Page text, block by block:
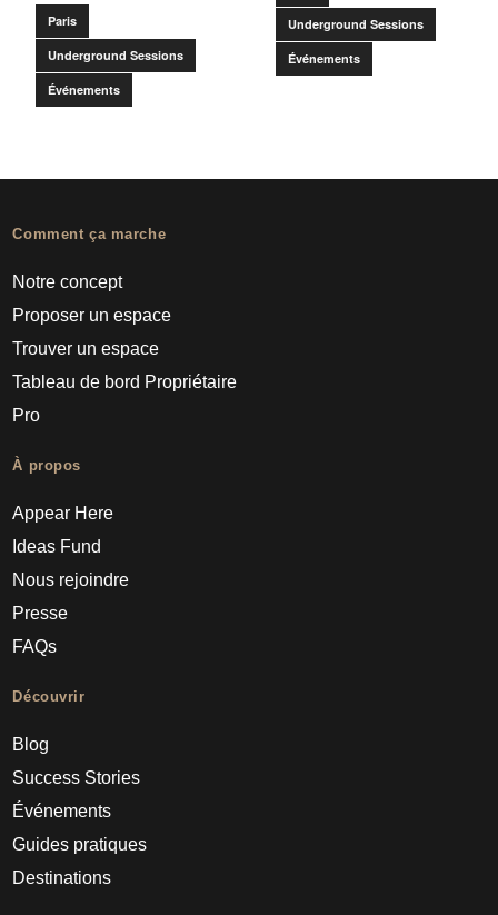
Paris
Underground Sessions
Événements
Underground Sessions
Événements
Comment ça marche
Notre concept
Proposer un espace
Trouver un espace
Tableau de bord Propriétaire
Pro
À propos
Appear Here
Ideas Fund
Nous rejoindre
Presse
FAQs
Découvrir
Blog
Success Stories
Événements
Guides pratiques
Destinations